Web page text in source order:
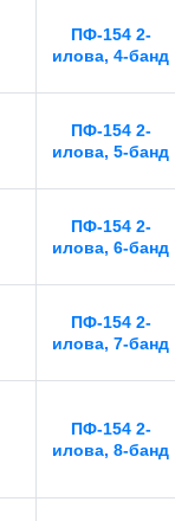
ПФ-154 2-
илова, 4-банд
ПФ-154 2-
илова, 5-банд
ПФ-154 2-
илова, 6-банд
ПФ-154 2-
илова, 7-банд
ПФ-154 2-
илова, 8-банд